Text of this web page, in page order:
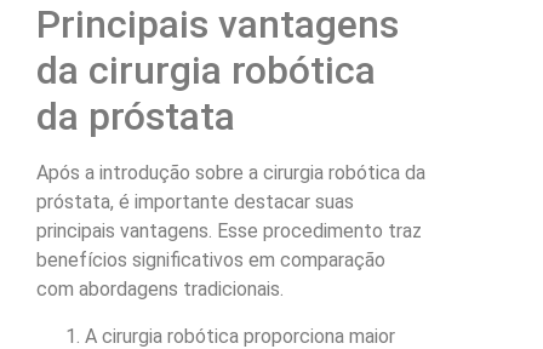
Principais vantagens
da cirurgia robótica
da próstata
Após a introdução sobre a cirurgia robótica da
próstata, é importante destacar suas
principais vantagens. Esse procedimento traz
benefícios significativos em comparação
com abordagens tradicionais.
A cirurgia robótica proporciona maior